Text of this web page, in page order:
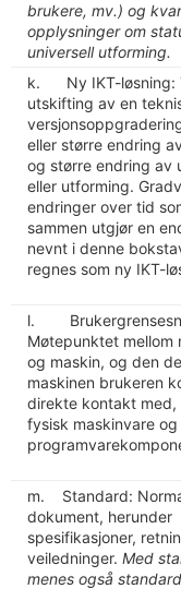
brukere, mv.) og
opplysninger om
universell utforming.
k. Ny IKT-løsning:
utskifting av en
eller større endring
og større endring av
eller utforming.
endringer over tid
sammen utgjør en
nevnt i denne
regnes som ny IKT-
l.
Møtepunktet mellom
og maskin, og den
maskinen brukeren
direkte kontakt med,
fysisk maskinvare
m. Standard:
dokument, herunder
spesifikasjoner,
veiledninger. Med
menes også